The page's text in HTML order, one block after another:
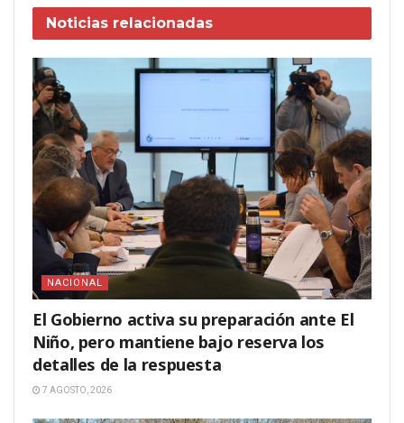
Noticias relacionadas
NACIONAL
El Gobierno activa su preparación ante El
Niño, pero mantiene bajo reserva los
detalles de la respuesta
7 AGOSTO, 2026